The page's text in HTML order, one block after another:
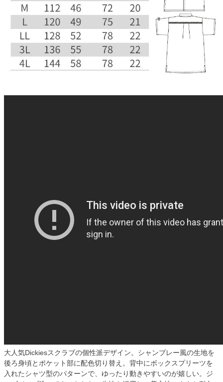
大人気Dickiesスクラブの個性派デザイン。シャンブレー風の生地を
後ろ身頃とポケット部に配色切り替え。背中にボックスプリーツを
入れたシャツ型のパターンで、ゆったり動きやすいのが嬉しい。ジ